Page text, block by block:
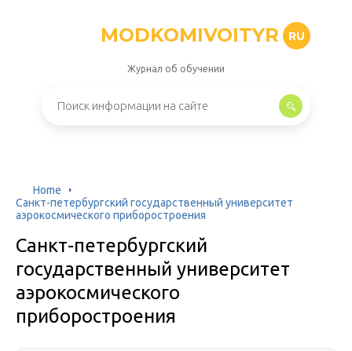
MODKOMIVOITYR RU
Журнал об обучении
Home
Санкт-петербургский государственный университет
аэрокосмического приборостроения
Санкт-петербургский
государственный университет
аэрокосмического
приборостроения